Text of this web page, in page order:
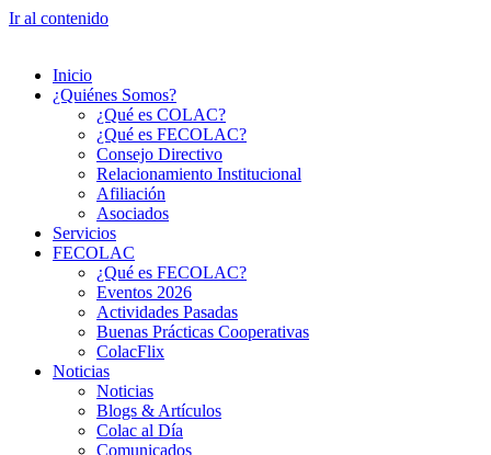
Ir al contenido
Inicio
¿Quiénes Somos?
¿Qué es COLAC?
¿Qué es FECOLAC?
Consejo Directivo
Relacionamiento Institucional
Afiliación
Asociados
Servicios
FECOLAC
¿Qué es FECOLAC?
Eventos 2026
Actividades Pasadas
Buenas Prácticas Cooperativas
ColacFlix
Noticias
Noticias
Blogs & Artículos
Colac al Día
Comunicados